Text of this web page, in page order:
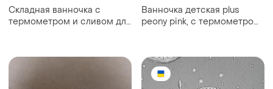
Складная ванночка с
термометром и сливом для
Ванночка детская plus
peony pink, с термометром,
(1шт)